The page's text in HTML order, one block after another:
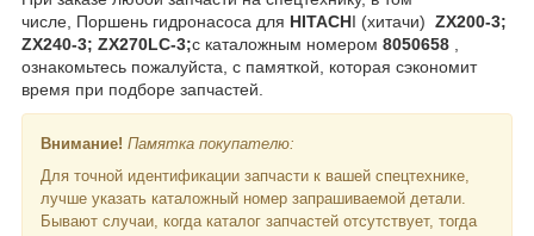
числе, Поршень гидронасоса для HITACHI (хитачи) ZX200-3;
ZX240-3; ZX270LC-3;с каталожным номером 8050658
ознакомьтесь пожалуйста, с памяткой, которая сэкономит
время при подборе запчастей.
Внимание! Памятка покупателю:
Для точной идентификации запчасти к вашей спецтехнике,
лучше указать каталожный номер запрашиваемой детали.
Бывают случаи, когда каталог запчастей отсутствует, тогда